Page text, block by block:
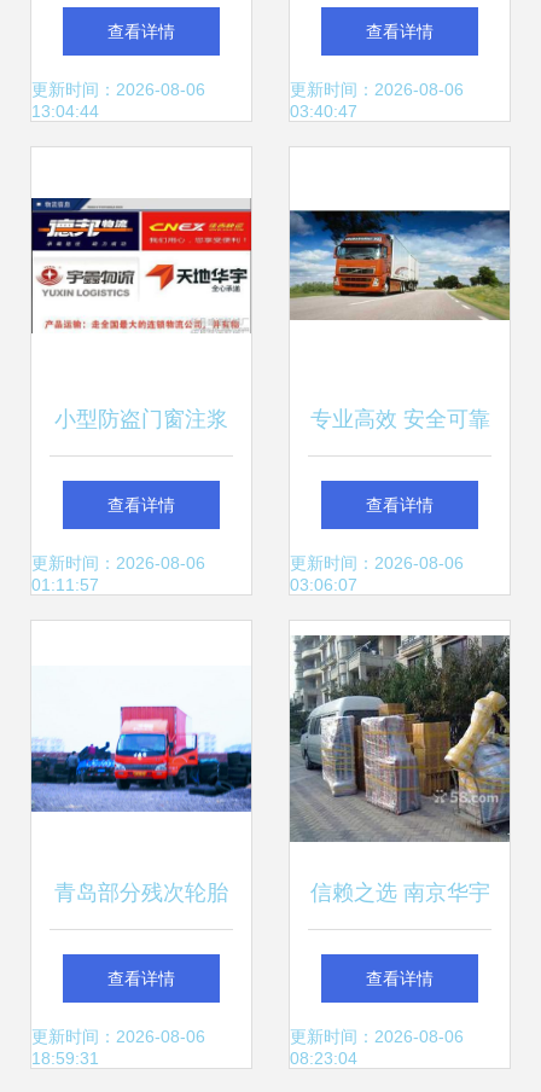
分公司 高效物流服
务的区域典范
查看详情
更新时间：2026-08-06
13:04:44
宇物流 021-3955-
2480，专业长途搬
查看详情
更新时间：2026-08-06
03:40:47
小型防盗门窗注浆
泵与门窗裂缝注浆
机 价格、厂家及图
查看详情
更新时间：2026-08-06
01:11:57
专业高效 安全可靠
——重庆华宇物流
为您定制优质供应
链解决方案
查看详情
更新时间：2026-08-06
03:06:07
青岛部分残次轮胎
流入市场 华宇物流
涉案，行业安全敲
查看详情
更新时间：2026-08-06
18:59:31
信赖之选 南京华宇
物流木箱打家具托
运服务全解析
查看详情
更新时间：2026-08-06
08:23:04